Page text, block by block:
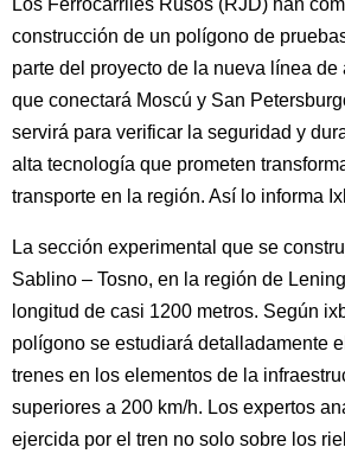
Los Ferrocarriles Rusos (RJD) han
construcción de un polígono de
parte del proyecto de la nueva línea
que conectará Moscú y San
servirá para verificar la seguridad y
alta tecnología que prometen
transporte en la región. Así lo informa
La sección experimental que se
Sablino – Tosno, en la región de
longitud de casi 1200 metros. Según
polígono se estudiará detalladamente
trenes en los elementos de la
superiores a 200 km/h. Los expertos
ejercida por el tren no solo sobre los